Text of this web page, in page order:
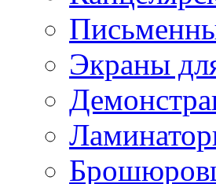
Экраны